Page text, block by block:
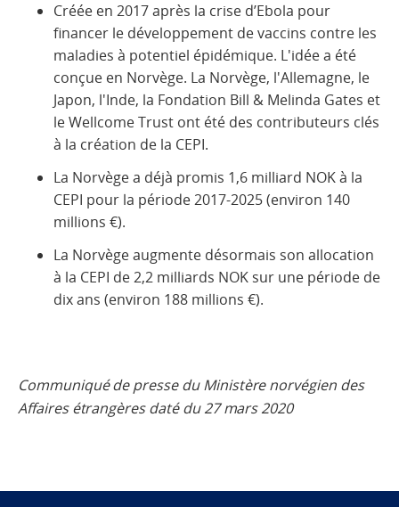
Créée en 2017 après la crise d’Ebola pour
financer le développement de vaccins contre les
maladies à potentiel épidémique. L'idée a été
conçue en Norvège. La Norvège, l'Allemagne, le
Japon, l'Inde, la Fondation Bill & Melinda Gates et
le Wellcome Trust ont été des contributeurs clés
à la création de la CEPI.
La Norvège a déjà promis 1,6 milliard NOK à la
CEPI pour la période 2017-2025 (environ 140
millions €).
La Norvège augmente désormais son allocation
à la CEPI de 2,2 milliards NOK sur une période de
dix ans (environ 188 millions €).
Communiqué de presse du Ministère norvégien des
Affaires étrangères daté du 27 mars 2020